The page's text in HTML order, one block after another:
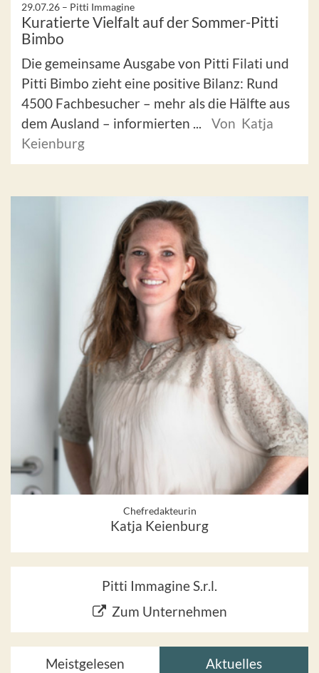
29.07.26 – Pitti Immagine
Kuratierte Vielfalt auf der Sommer-Pitti
Bimbo
Die gemeinsame Ausgabe von Pitti Filati und
Pitti Bimbo zieht eine positive Bilanz: Rund
4500 Fachbesucher – mehr als die Hälfte aus
dem Ausland – informierten ...
Von Katja
Keienburg
Chefredakteurin
Katja Keienburg
Pitti Immagine S.r.l.
Zum Unternehmen
Meistgelesen Aktuelles